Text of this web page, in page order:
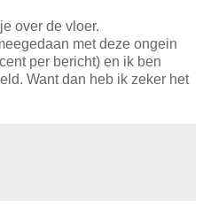
over de vloer.
met deze ongein
per bericht) en ik ben
Want dan heb ik zeker het